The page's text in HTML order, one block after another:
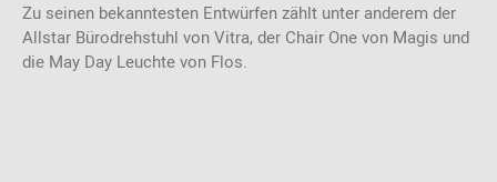
Zu seinen bekanntesten Entwürfen zählt unter anderem der
Allstar Bürodrehstuhl von Vitra, der Chair One von Magis und
die May Day Leuchte von Flos.